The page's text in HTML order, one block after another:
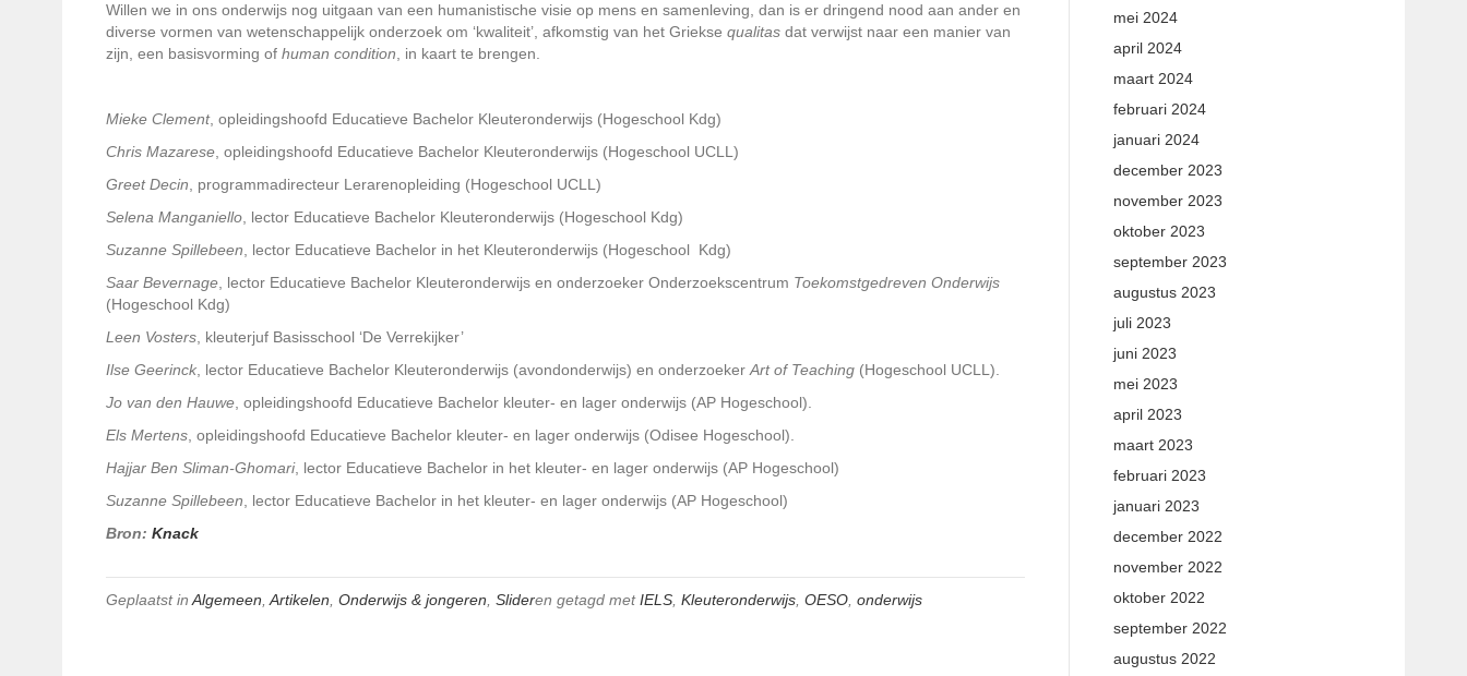
Willen we in ons onderwijs nog uitgaan van een humanistische visie op mens en samenleving, dan is er dringend nood aan ander en
diverse vormen van wetenschappelijk onderzoek om ‘kwaliteit’, afkomstig van het Griekse qualitas dat verwijst naar een manier van
zijn, een basisvorming of human condition , in kaart te brengen.
Mieke Clement, opleidingshoofd Educatieve Bachelor Kleuteronderwijs (Hogeschool Kdg)
Chris Mazarese , opleidingshoofd Educatieve Bachelor Kleuteronderwijs (Hogeschool UCLL)
Greet Decin , programmadirecteur Lerarenopleiding (Hogeschool UCLL)
Selena Manganiello , lector Educatieve Bachelor Kleuteronderwijs (Hogeschool Kdg)
Suzanne Spillebeen , lector Educatieve Bachelor in het Kleuteronderwijs (Hogeschool Kdg)
Saar Bevernage , lector Educatieve Bachelor Kleuteronderwijs en onderzoeker Onderzoekscentrum Toekomstgedreven Onderwijs
(Hogeschool Kdg)
Leen Vosters , kleuterjuf Basisschool ‘De Verrekijker’
Ilse Geerinck , lector Educatieve Bachelor Kleuteronderwijs (avondonderwijs) en onderzoeker Art of Teaching (Hogeschool UCLL).
Jo van den Hauwe , opleidingshoofd Educatieve Bachelor kleuter- en lager onderwijs (AP Hogeschool).
Els Mertens , opleidingshoofd Educatieve Bachelor kleuter- en lager onderwijs (Odisee Hogeschool).
Hajjar Ben Sliman-Ghomari, lector Educatieve Bachelor in het kleuter- en lager onderwijs (AP Hogeschool)
Suzanne Spillebeen , lector Educatieve Bachelor in het kleuter- en lager onderwijs (AP Hogeschool)
Bron: Knack
Geplaatst in Algemeen Artikelen Onderwijs & jongeren Slideren getagd metIELS Kleuteronderwijs OESO onderwijs
mei 2024
april 2024
maart 2024
februari 2024
januari 2024
december 2023
november 2023
oktober 2023
september 2023
augustus 2023
juli 2023
juni 2023
mei 2023
april 2023
maart 2023
februari 2023
januari 2023
december 2022
november 2022
oktober 2022
september 2022
augustus 2022